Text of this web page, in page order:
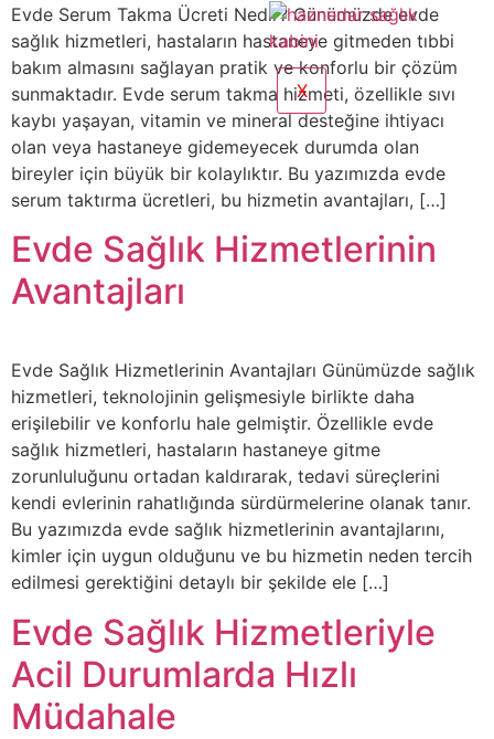
X
Evde Serum Takma Ücreti Nedir? Günümüzde evde
sağlık hizmetleri, hastaların hastaneye gitmeden tıbbi
bakım almasını sağlayan pratik ve konforlu bir çözüm
sunmaktadır. Evde serum takma hizmeti, özellikle sıvı
kaybı yaşayan, vitamin ve mineral desteğine ihtiyacı
olan veya hastaneye gidemeyecek durumda olan
bireyler için büyük bir kolaylıktır. Bu yazımızda evde
serum taktırma ücretleri, bu hizmetin avantajları, […]
Evde Sağlık Hizmetlerinin
Avantajları
Evde Sağlık Hizmetlerinin Avantajları Günümüzde sağlık
hizmetleri, teknolojinin gelişmesiyle birlikte daha
erişilebilir ve konforlu hale gelmiştir. Özellikle evde
sağlık hizmetleri, hastaların hastaneye gitme
zorunluluğunu ortadan kaldırarak, tedavi süreçlerini
kendi evlerinin rahatlığında sürdürmelerine olanak tanır.
Bu yazımızda evde sağlık hizmetlerinin avantajlarını,
kimler için uygun olduğunu ve bu hizmetin neden tercih
edilmesi gerektiğini detaylı bir şekilde ele […]
Evde Sağlık Hizmetleriyle
Acil Durumlarda Hızlı
Müdahale